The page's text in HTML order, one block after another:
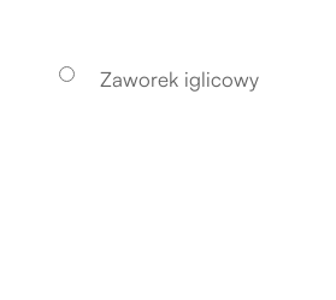
Zaworek iglicowy